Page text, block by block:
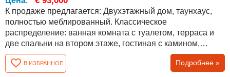
К продаже предлагается: Двухэтажный дом, таунхаус,
полностью меблированный. Классическое
распределение: ванная комната с туалетом, терраса и
две спальни на втором этаже, гостиная с камином,
ванная комната с туалетом и кухня на первом этаже.
Общая площадь составляет 117 кв.м. Описание объекта:
В ИЗБРАННОЕ Подробнее »